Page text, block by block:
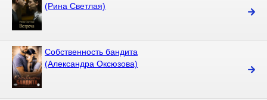
(Рина Светлая)
Собственность бандита
(Александра Оксюзова)